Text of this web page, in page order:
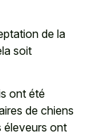
de la
soit
ont été
de chiens
éleveurs ont